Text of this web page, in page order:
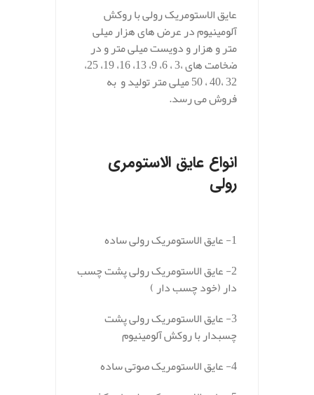
عایق الاستومریک رولی با روکش
آلومینیوم در عرض های هزار میلی
متر و هزار و دویست میلی متر و در
ضخامت های ،3 ، 6، 9، 13، 16، 19، 25،
32 ،40 ، 50 میلی متر تولید و به
فروش می رسد.
انواع عایق الاستومری
رولی
1- عایق الاستومریک رولی ساده
2- عایق الاستومریک رولی پشت چسب
دار (خود چسب دار )
3- عایق الاستومریک رولی پشت
چسبدار با روکش آلومینیوم
4- عایق الاستومریک صوتی ساده